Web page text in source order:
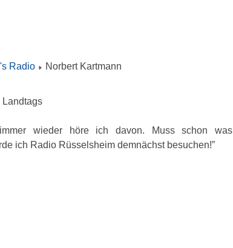
Radio
Norbert Kartmann
Landtags
wieder höre ich davon. Muss schon was
ich Radio Rüsselsheim demnächst besuchen!”